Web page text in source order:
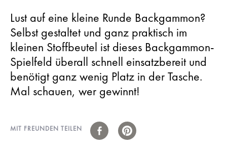
Lust auf eine kleine Runde Backgammon?
Selbst gestaltet und ganz praktisch im
kleinen Stoffbeutel ist dieses Backgammon-
Spielfeld überall schnell einsatzbereit und
benötigt ganz wenig Platz in der Tasche.
Mal schauen, wer gewinnt!
MIT FREUNDEN TEILEN